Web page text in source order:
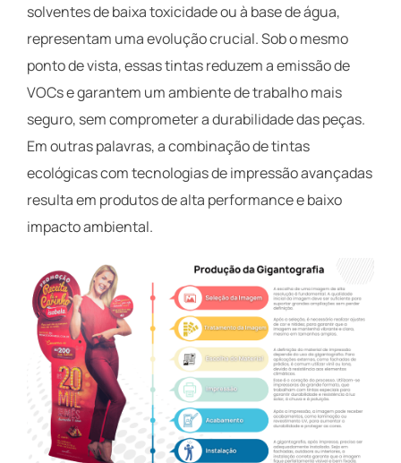
solventes de baixa toxicidade ou à base de água,
representam uma evolução crucial. Sob o mesmo
ponto de vista, essas tintas reduzem a emissão de
VOCs e garantem um ambiente de trabalho mais
seguro, sem comprometer a durabilidade das peças.
Em outras palavras, a combinação de tintas
ecológicas com tecnologias de impressão avançadas
resulta em produtos de alta performance e baixo
impacto ambiental.